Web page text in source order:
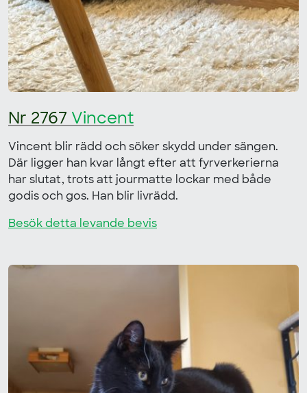
Nr 2767 Vincent
Vincent blir rädd och söker skydd under sängen.
Där ligger han kvar långt efter att fyrverkerierna
har slutat, trots att jourmatte lockar med både
godis och gos. Han blir livrädd.
Besök detta levande bevis